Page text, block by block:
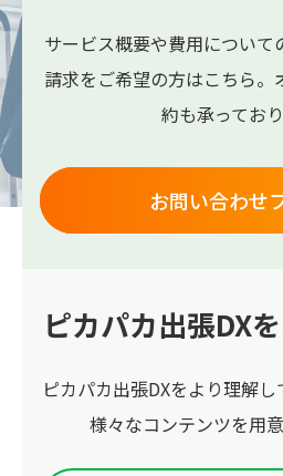
サービス概要や費用について
請求をご希望の方はこちら。
約も承っており
お問い合わせ
ピカパカ出張DX
ピカパカ出張DXをより理解し
様々なコンテンツを用